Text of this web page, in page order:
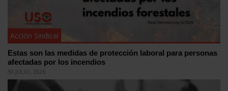
Acción Sindical
Estas son las medidas de protección laboral para personas
afectadas por los incendios
30 JULIO, 2026